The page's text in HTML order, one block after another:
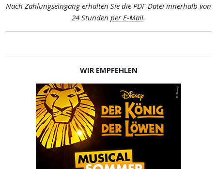
Nach Zahlungseingang erhalten Sie die PDF-Datei innerhalb von
24 Stunden per E-Mail.
WIR EMPFEHLEN